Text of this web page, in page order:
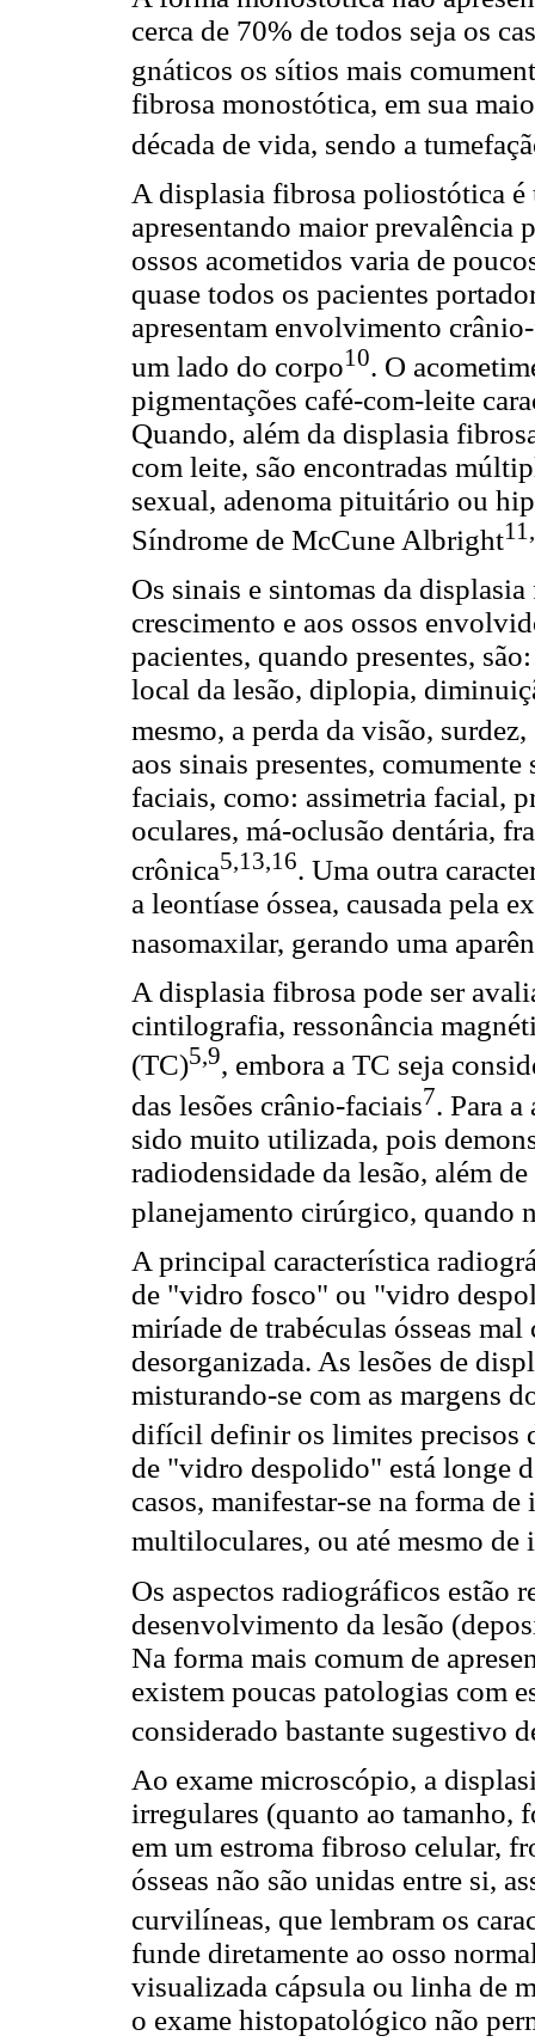
cerca de 70% de todos seja os
gnáticos os sítios mais
fibrosa monostótica, em sua
década de vida, sendo a
A displasia fibrosa poliostótica
apresentando maior prevalência
ossos acometidos varia de
quase todos os pacientes
apresentam envolvimento
um lado do corpo10. O
pigmentações café-com-leite
Quando, além da displasia
com leite, são encontradas
sexual, adenoma pituitário ou
Síndrome de McCune Albright
Os sinais e sintomas da
crescimento e aos ossos
pacientes, quando presentes,
local da lesão, diplopia,
mesmo, a perda da visão,
aos sinais presentes,
faciais, como: assimetria facial,
oculares, má-oclusão dentária,
crônica5,13,16. Uma outra
a leontíase óssea, causada pela
nasomaxilar, gerando uma
A displasia fibrosa pode ser
cintilografia, ressonância
(TC)5,9, embora a TC seja
das lesões crânio-faciais7. Para
sido muito utilizada, pois
radiodensidade da lesão, além
planejamento cirúrgico, quando
A principal característica
de "vidro fosco" ou "vidro
miríade de trabéculas ósseas
desorganizada. As lesões de
misturando-se com as margens
difícil definir os limites precisos
de "vidro despolido" está longe
casos, manifestar-se na forma
multiloculares, ou até mesmo de
Os aspectos radiográficos estão
desenvolvimento da lesão
Na forma mais comum de
existem poucas patologias com
considerado bastante sugestivo
Ao exame microscópio, a
irregulares (quanto ao tamanho,
em um estroma fibroso celular,
ósseas não são unidas entre si,
curvilíneas, que lembram os
funde diretamente ao osso
visualizada cápsula ou linha de
o exame histopatológico não